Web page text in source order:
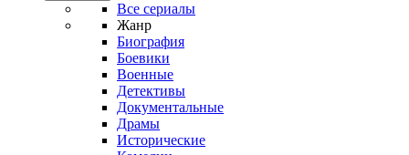
Все сериалы
Жанр
Биография
Боевики
Военные
Детективы
Документальные
Драмы
Исторические